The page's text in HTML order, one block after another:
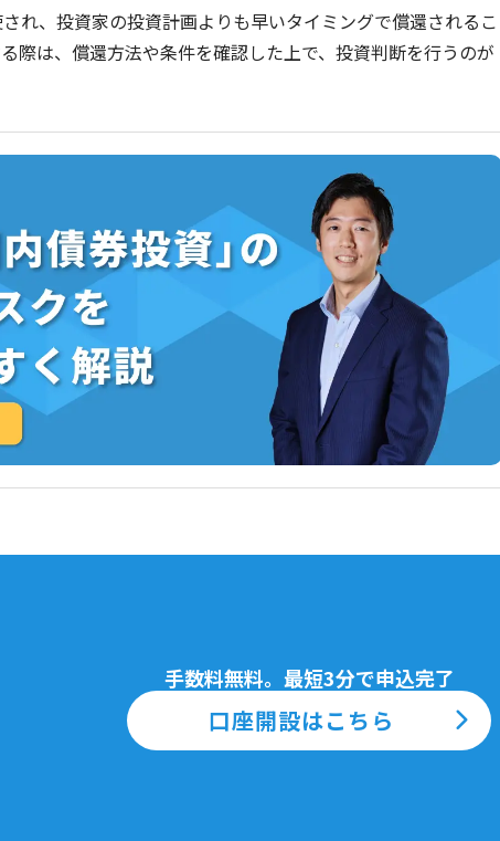
れ、投資家の投資計画よりも早いタイミングで償還されるこ
際は、償還方法や条件を確認した上で、投資判断を行うのが
手数料無料。最短3分で申込完了
口座開設はこちら